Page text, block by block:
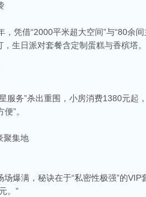
，凭借“2000平米超大空间”与“80余
，生日派对套餐含定制蛋糕与香槟塔
服务”杀出重围，小房消费1380元
”。
聚集地
场爆满，秘诀在于“私密性极强”的
。”